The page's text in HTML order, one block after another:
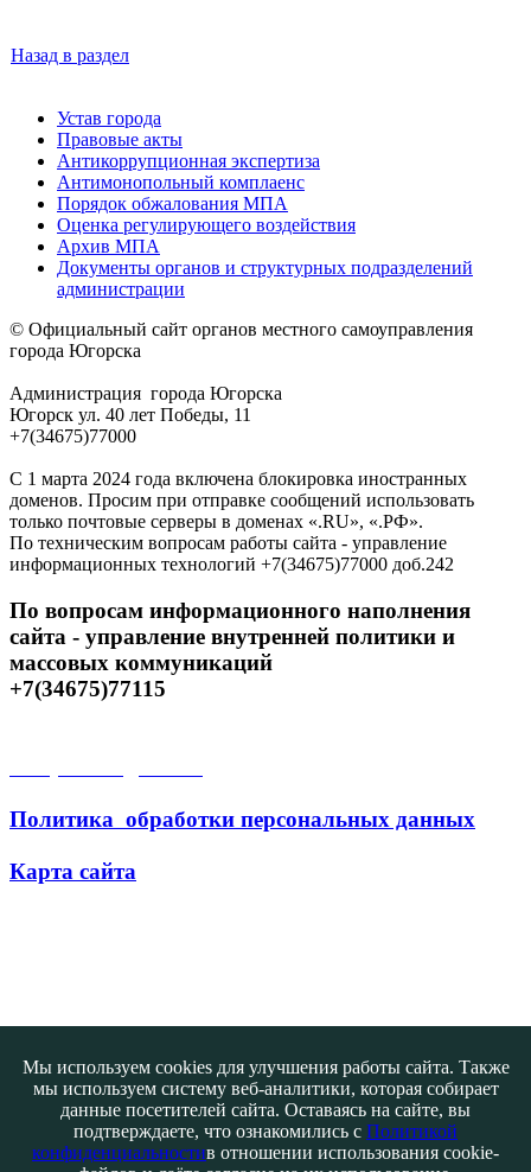
Назад в раздел
Устав города
Правовые акты
Антикоррупционная экспертиза
Антимонопольный комплаенс
Порядок обжалования МПА
Оценка регулирующего воздействия
Архив МПА
Документы органов и структурных подразделений
администрации
© Официальный сайт органов местного самоуправления
города Югорска
Администрация города Югорска
Югорск ул. 40 лет Победы, 11
+7(34675)77000
С 1 марта 2024 года включена блокировка иностранных
доменов. Просим при отправке сообщений использовать
только почтовые серверы в доменах «.RU», «.РФ».
По техническим вопросам работы сайта - управление
информационных технологий +7(34675)77000 доб.242
По вопросам информационного наполнения
сайта - управление внутренней политики и
массовых коммуникаций
+7(34675)77115
Политика обработки персональных данных
Карта сайта
Мы используем cookies для улучшения работы сайта. Также
мы используем систему веб-аналитики, которая собирает
данные посетителей сайта. Оставаясь на сайте, вы
подтверждаете, что ознакомились с Политикой
конфиденциальностив отношении использования cookie-